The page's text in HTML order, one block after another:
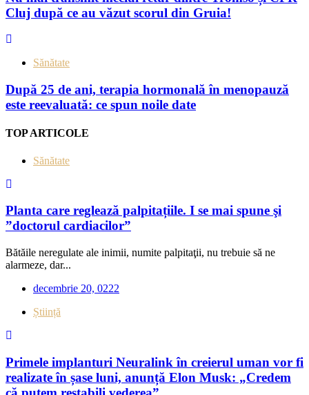
Cluj după ce au văzut scorul din Gruia!
Sănătate
După 25 de ani, terapia hormonală în menopauză
este reevaluată: ce spun noile date
TOP ARTICOLE
Sănătate
Planta care reglează palpitațiile. I se mai spune şi
”doctorul cardiacilor”
Bătăile neregulate ale inimii, numite palpitaţii, nu trebuie să ne
alarmeze, dar...
decembrie 20, 0222
Știință
Primele implanturi Neuralink în creierul uman vor fi
realizate în șase luni, anunță Elon Musk: „Credem